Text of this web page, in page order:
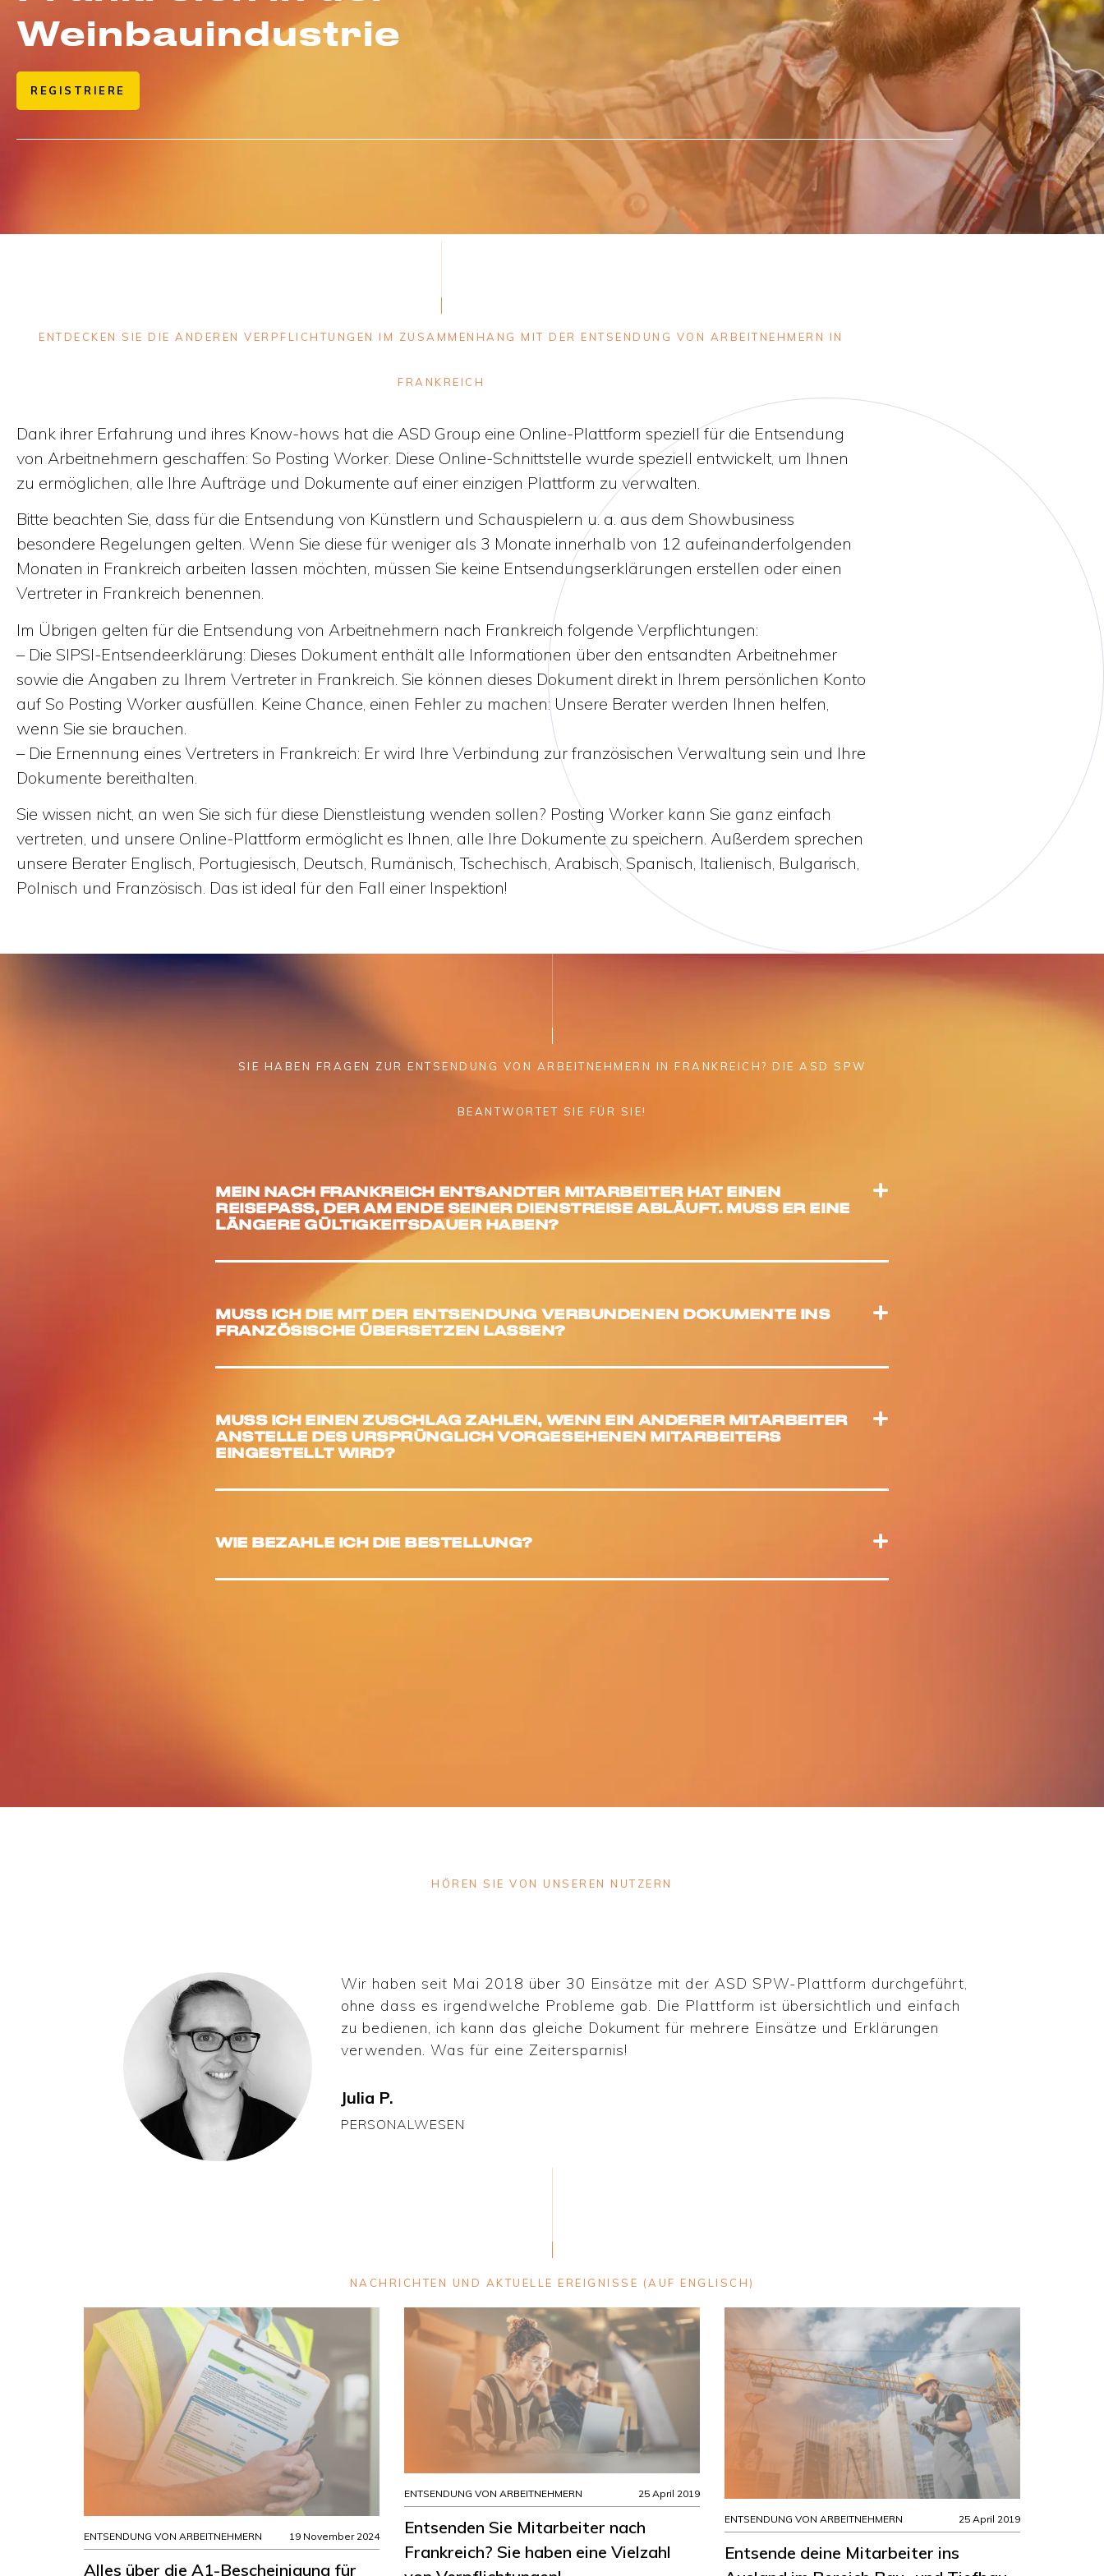
Weinbauindustrie
REGISTRIERE
ENTDECKEN SIE DIE ANDEREN VERPFLICHTUNGEN IM ZUSAMMENHANG MIT DER ENTSENDUNG VON ARBEITNEHMERN IN
FRANKREICH
Dank ihrer Erfahrung und ihres Know-hows hat die ASD Group eine Online-Plattform speziell für die Entsendung
von Arbeitnehmern geschaffen: So Posting Worker. Diese Online-Schnittstelle wurde speziell entwickelt, um Ihnen
zu ermöglichen, alle Ihre Aufträge und Dokumente auf einer einzigen Plattform zu verwalten.
Bitte beachten Sie, dass für die Entsendung von Künstlern und Schauspielern u. a. aus dem Showbusiness
besondere Regelungen gelten. Wenn Sie diese für weniger als 3 Monate innerhalb von 12 aufeinanderfolgenden
Monaten in Frankreich arbeiten lassen möchten, müssen Sie keine Entsendungserklärungen erstellen oder einen
Vertreter in Frankreich benennen.
Im Übrigen gelten für die Entsendung von Arbeitnehmern nach Frankreich folgende Verpflichtungen:
– Die SIPSI-Entsendeerklärung: Dieses Dokument enthält alle Informationen über den entsandten Arbeitnehmer
sowie die Angaben zu Ihrem Vertreter in Frankreich. Sie können dieses Dokument direkt in Ihrem persönlichen Konto
auf So Posting Worker ausfüllen. Keine Chance, einen Fehler zu machen: Unsere Berater werden Ihnen helfen,
wenn Sie sie brauchen.
– Die Ernennung eines Vertreters in Frankreich: Er wird Ihre Verbindung zur französischen Verwaltung sein und Ihre
Dokumente bereithalten.
Sie wissen nicht, an wen Sie sich für diese Dienstleistung wenden sollen? Posting Worker kann Sie ganz einfach
vertreten, und unsere Online-Plattform ermöglicht es Ihnen, alle Ihre Dokumente zu speichern. Außerdem sprechen
unsere Berater Englisch, Portugiesisch, Deutsch, Rumänisch, Tschechisch, Arabisch, Spanisch, Italienisch, Bulgarisch,
Polnisch und Französisch. Das ist ideal für den Fall einer Inspektion!
SIE HABEN FRAGEN ZUR ENTSENDUNG VON ARBEITNEHMERN IN FRANKREICH? DIE ASD SPW
BEANTWORTET SIE FÜR SIE!
MEIN NACH FRANKREICH ENTSANDTER MITARBEITER HAT EINEN
REISEPASS, DER AM ENDE SEINER DIENSTREISE ABLÄUFT. MUSS ER EINE
LÄNGERE GÜLTIGKEITSDAUER HABEN?
MUSS ICH DIE MIT DER ENTSENDUNG VERBUNDENEN DOKUMENTE INS
FRANZÖSISCHE ÜBERSETZEN LASSEN?
MUSS ICH EINEN ZUSCHLAG ZAHLEN, WENN EIN ANDERER MITARBEITER
ANSTELLE DES URSPRÜNGLICH VORGESEHENEN MITARBEITERS
EINGESTELLT WIRD?
WIE BEZAHLE ICH DIE BESTELLUNG?
HÖREN SIE VON UNSEREN NUTZERN
Wir haben seit Mai 2018 über 30 Einsätze mit der ASD SPW-Plattform durchgeführt,
ohne dass es irgendwelche Probleme gab. Die Plattform ist übersichtlich und einfach
zu bedienen, ich kann das gleiche Dokument für mehrere Einsätze und Erklärungen
verwenden. Was für eine Zeitersparnis!
Julia P.
PERSONALWESEN
NACHRICHTEN UND AKTUELLE EREIGNISSE (AUF ENGLISCH)
ENTSENDUNG VON ARBEITNEHMERN 19 November 2024
Alles über die A1-Bescheinigung für
ENTSENDUNG VON ARBEITNEHMERN 25 April 2019
Entsenden Sie Mitarbeiter nach
Frankreich? Sie haben eine Vielzahl
ENTSENDUNG VON ARBEITNEHMERN 25 April 2019
Entsende deine Mitarbeiter ins